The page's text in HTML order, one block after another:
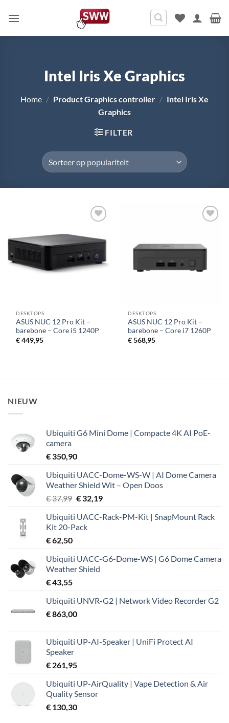
naar
Intel Iris Xe Graphics
Home / Product Graphics controller / Intel Iris Xe
Graphics
FILTER
aan
verlanglijst
DESKTOPS
ASUS NUC 12 Pro Kit –
barebone – Core i5 1240P
€449,95
verlanglijst
DESKTOPS
ASUS NUC 12 Pro Kit –
barebone – Core i7 1260P
€568,95
NIEUW
Ubiquiti G6 Mini Dome | Compacte 4K AI PoE-
camera
€ 350,90
Ubiquiti UACC-Dome-WS-W | AI Dome Camera
Weather Shield Wit – Open Doos
€37,99 Oorspronkelijke
was:
€ 37,99.
€32,19Huidige
is:
Ubiquiti UACC-Rack-PM-Kit | SnapMount Rack
Kit 20-Pack
€62,50
Ubiquiti UACC-G6-Dome-WS | G6 Dome Camera
Weather Shield
€43,55
Ubiquiti UNVR-G2 | Network Video Recorder G2
€863,00
Ubiquiti UP-AI-Speaker | UniFi Protect AI
Speaker
€ 261,95
Ubiquiti UP-AirQuality | Vape Detection & Air
Quality Sensor
€ 130,30